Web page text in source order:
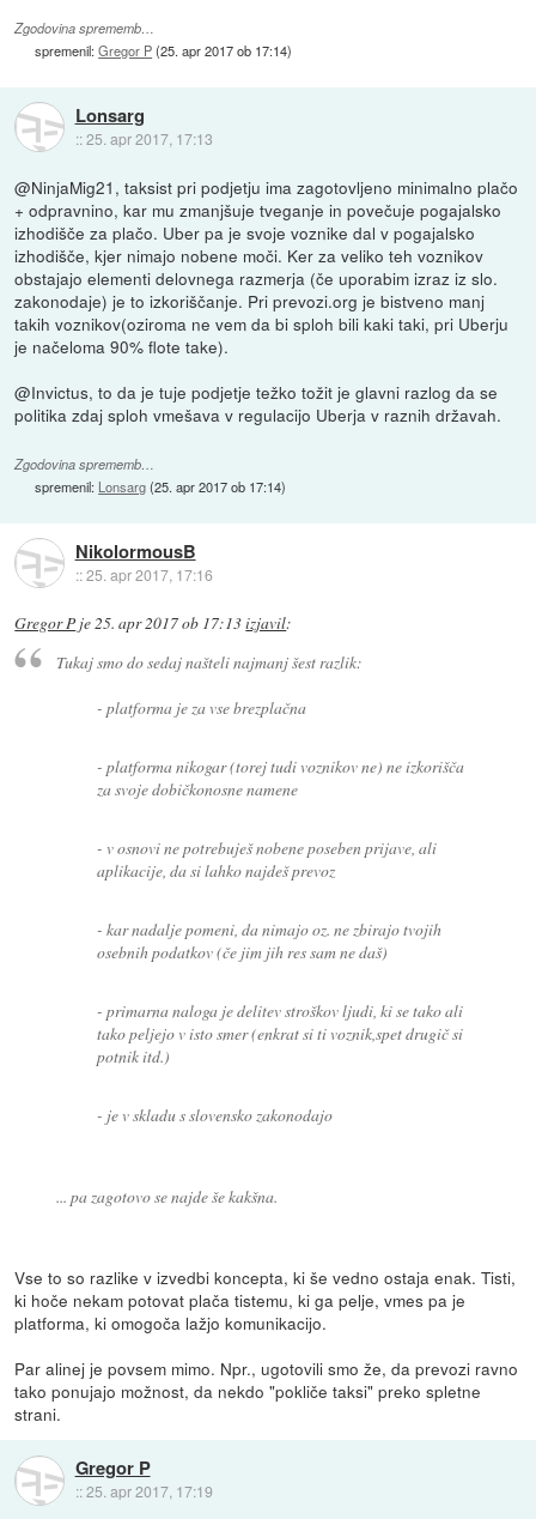
Zgodovina sprememb…
spremenil:Gregor P(25. apr 2017 ob 17:14)
Lonsarg
::25. apr 2017, 17:13
@NinjaMig21, taksist pri podjetju ima zagotovljeno minimalno plačo
+ odpravnino, kar mu zmanjšuje tveganje in povečuje pogajalsko
izhodišče za plačo. Uber pa je svoje voznike dal v pogajalsko
izhodišče, kjer nimajo nobene moči. Ker za veliko teh voznikov
obstajajo elementi delovnega razmerja (če uporabim izraz iz slo.
zakonodaje) je to izkoriščanje. Pri prevozi.org je bistveno manj
takih voznikov(oziroma ne vem da bi sploh bili kaki taki, pri Uberju
je načeloma 90% flote take).
@Invictus, to da je tuje podjetje težko tožit je glavni razlog da se
politika zdaj sploh vmešava v regulacijo Uberja v raznih državah.
Zgodovina sprememb…
spremenil: Lonsarg(25. apr 2017 ob 17:14)
NikolormousB
::25. apr 2017, 17:16
Gregor P je25. apr 2017 ob 17:13izjavil:
Tukaj smo do sedaj našteli najmanj šest razlik:
- platforma je za vse brezplačna
- platforma nikogar (torej tudi voznikov ne) ne izkorišča
za svoje dobičkonosne namene
- v osnovi ne potrebuješ nobene poseben prijave, ali
aplikacije, da si lahko najdeš prevoz
- kar nadalje pomeni, da nimajo oz. ne zbirajo tvojih
osebnih podatkov (če jim jih res sam ne daš)
- primarna naloga je delitev stroškov ljudi, ki se tako ali
tako peljejo v isto smer (enkrat si ti voznik,spet drugič si
potnik itd.)
- je v skladu s slovensko zakonodajo
... pa zagotovo se najde še kakšna.
Vse to so razlike v izvedbi koncepta, ki še vedno ostaja enak. Tisti,
ki hoče nekam potovat plača tistemu, ki ga pelje, vmes pa je
platforma, ki omogoča lažjo komunikacijo.
Par alinej je povsem mimo. Npr., ugotovili smo že, da prevozi ravno
tako ponujajo možnost, da nekdo "pokliče taksi" preko spletne
strani.
Gregor P
::25. apr 2017, 17:19